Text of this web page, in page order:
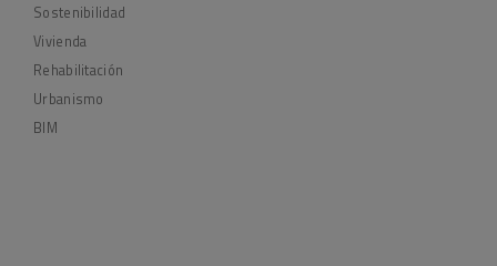
Sostenibilidad
Vivienda
Rehabilitación
Urbanismo
BIM